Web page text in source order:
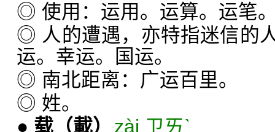
◎ 使用：运用。运算。运笔
◎ 人的遭遇，亦特指迷信的
运。幸运。国运。
◎ 南北距离：广运百里。
◎ 姓。
● 载 （載）
zài ㄗㄞˋ